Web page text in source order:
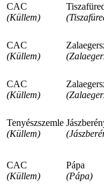
CAC
(Küllem)
CAC
(Küllem)
CAC
(Küllem)
Tenyészszemle
(Küllem)
CAC
(Küllem)
Pápa
(Pápa)